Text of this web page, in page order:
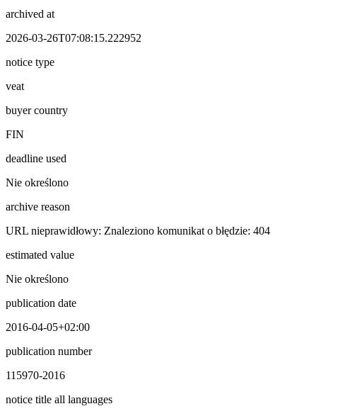
archived at
2026-03-26T07:08:15.222952
notice type
veat
buyer country
FIN
deadline used
Nie określono
archive reason
URL nieprawidłowy: Znaleziono komunikat o błędzie: 404
estimated value
Nie określono
publication date
2016-04-05+02:00
publication number
115970-2016
notice title all languages